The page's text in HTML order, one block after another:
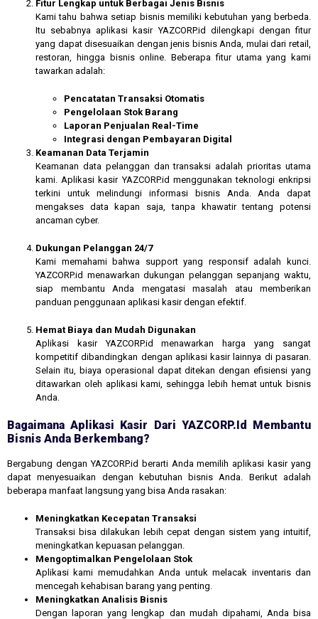
Fitur Lengkap untuk Berbagai Jenis Bisnis
Kami tahu bahwa setiap bisnis memiliki kebutuhan yang berbeda.
Itu sebabnya aplikasi kasir YAZCORP.id dilengkapi dengan fitur
yang dapat disesuaikan dengan jenis bisnis Anda, mulai dari retail,
restoran, hingga bisnis online. Beberapa fitur utama yang kami
tawarkan adalah:
Pencatatan Transaksi Otomatis
Pengelolaan Stok Barang
Laporan Penjualan Real-Time
Integrasi dengan Pembayaran Digital
Keamanan Data Terjamin
Keamanan data pelanggan dan transaksi adalah prioritas utama
kami. Aplikasi kasir YAZCORP.id menggunakan teknologi enkripsi
terkini untuk melindungi informasi bisnis Anda. Anda dapat
mengakses data kapan saja, tanpa khawatir tentang potensi
ancaman cyber.
Dukungan Pelanggan 24/7
Kami memahami bahwa support yang responsif adalah kunci.
YAZCORP.id menawarkan dukungan pelanggan sepanjang waktu,
siap membantu Anda mengatasi masalah atau memberikan
panduan penggunaan aplikasi kasir dengan efektif.
Hemat Biaya dan Mudah Digunakan
Aplikasi kasir YAZCORP.id menawarkan harga yang sangat
kompetitif dibandingkan dengan aplikasi kasir lainnya di pasaran.
Selain itu, biaya operasional dapat ditekan dengan efisiensi yang
ditawarkan oleh aplikasi kami, sehingga lebih hemat untuk bisnis
Anda.
Bagaimana Aplikasi Kasir Dari YAZCORP.id Membantu
Bisnis Anda Berkembang?
Bergabung dengan YAZCORP.id berarti Anda memilih aplikasi kasir yang
dapat menyesuaikan dengan kebutuhan bisnis Anda. Berikut adalah
beberapa manfaat langsung yang bisa Anda rasakan:
Meningkatkan Kecepatan Transaksi
Transaksi bisa dilakukan lebih cepat dengan sistem yang intuitif,
meningkatkan kepuasan pelanggan.
Mengoptimalkan Pengelolaan Stok
Aplikasi kami memudahkan Anda untuk melacak inventaris dan
mencegah kehabisan barang yang penting.
Meningkatkan Analisis Bisnis
Dengan laporan yang lengkap dan mudah dipahami, Anda bisa